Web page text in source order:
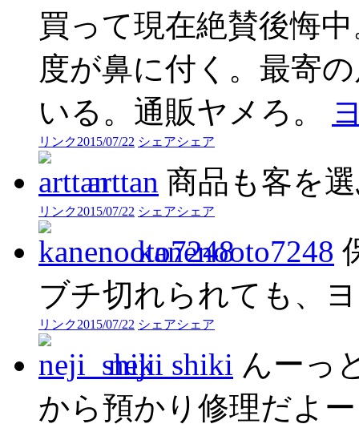
買って現在絶賛後悔
度が鼻に付く。最寄
いる。通販ヤメろ。
リンク2015/07/22 シェアシェア
arttan 商品も客を
リンク2015/07/22 シェアシェア
kanenooto7248
ブチ切れられても、
リンク2015/07/22 シェアシェア
neji_shiki んーっ
から預かり修理だよ